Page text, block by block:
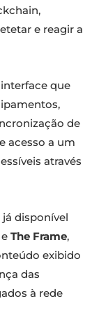
e reagir a
que
de
acesso a um
através
disponível
e The Frame,
exibido
das
à rede